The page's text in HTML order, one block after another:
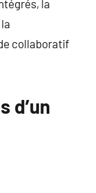
la
collaboratif
d’un